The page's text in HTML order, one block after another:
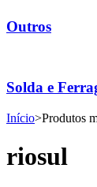
Outros
Solda e
Início>Produtos
riosul